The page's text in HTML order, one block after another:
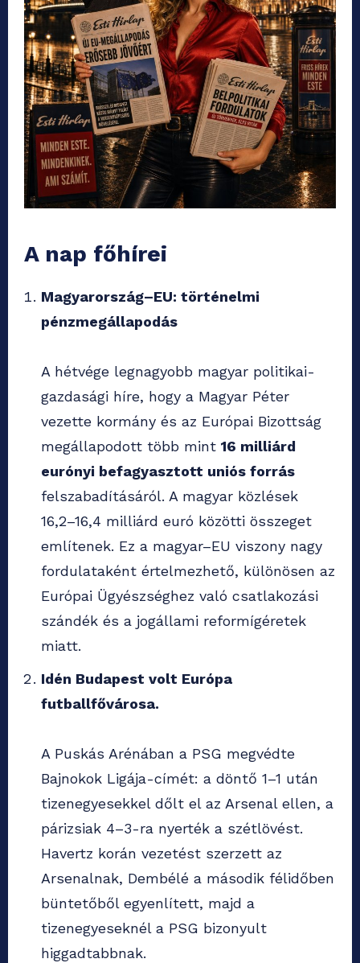
A nap főhírei
Magyarország–EU: történelmi
pénzmegállapodás
A hétvége legnagyobb magyar politikai-
gazdasági híre, hogy a Magyar Péter
vezette kormány és az Európai Bizottság
megállapodott több mint 16 milliárd
eurónyi befagyasztott uniós forrás
felszabadításáról. A magyar közlések
16,2–16,4 milliárd euró közötti összeget
említenek. Ez a magyar–EU viszony nagy
fordulataként értelmezhető, különösen az
Európai Ügyészséghez való csatlakozási
szándék és a jogállami reformígéretek
miatt.
Idén Budapest volt Európa
futballfővárosa.
A Puskás Arénában a PSG megvédte
Bajnokok Ligája-címét: a döntő 1–1 után
tizenegyesekkel dőlt el az Arsenal ellen, a
párizsiak 4–3-ra nyerték a szétlövést.
Havertz korán vezetést szerzett az
Arsenalnak, Dembélé a második félidőben
büntetőből egyenlített, majd a
tizenegyeseknél a PSG bizonyult
higgadtabbnak.